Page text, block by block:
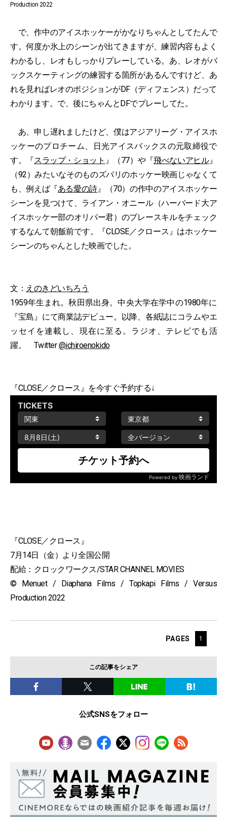
Production 2022
で、作中のアイスホッケーがかなりちゃんとしてたんで
す。何度か氷上のシーンが出てきますが、練習内容もよく
わかるし、レオもしっかりプレーしている。あ、レオがバ
ックスケーティングの練習する箇所があるんですけど、あ
れを見ればレオのポジションがDF（ディフェンス）だって
わかります。で、後にちゃんとDFでプレーしてた。
あ、申し遅れましたけど、僕はアジアリーグ・アイスホ
ッケーのプロチーム、日光アイスバックスの元取締役で
す。『スラップ・ショット 』（77）や『飛べないアヒル』
（92）みたいなそのものズバリのホッケー映画じゃなくて
も、例えば『ある愛の詩 』（70）の作中のアイスホッケー
シーンを見つけて、ライアン・オニール（ハーバード大ア
イスホッケー部のオリバー君）のプレースキルをチェック
するなんて朝飯前です。『CLOSE／クロース』はホッケー
シーンのちゃんとした映画でした。
文： えのきどいちろう
1959年生まれ。秋田県出身。中央大学在学中の1980年に
『宝島』にて商業誌デビュー。以降、各紙誌にコラムやエ
ッセイを連載し、現在に至る。ラジオ、テレビでも活
躍。 Twitter@ichiroenokido
『CLOSE／クロース』を今すぐ予約する↓
『CLOSE／クロース』
7月14日（金）より全国公開
配給：クロックワークス/STAR CHANNEL MOVIES
© Menuet / Diaphana Films / Topkapi Films / Versus
Production 2022
PAGES 1
この記事をシェア
公式SNSをフォロー